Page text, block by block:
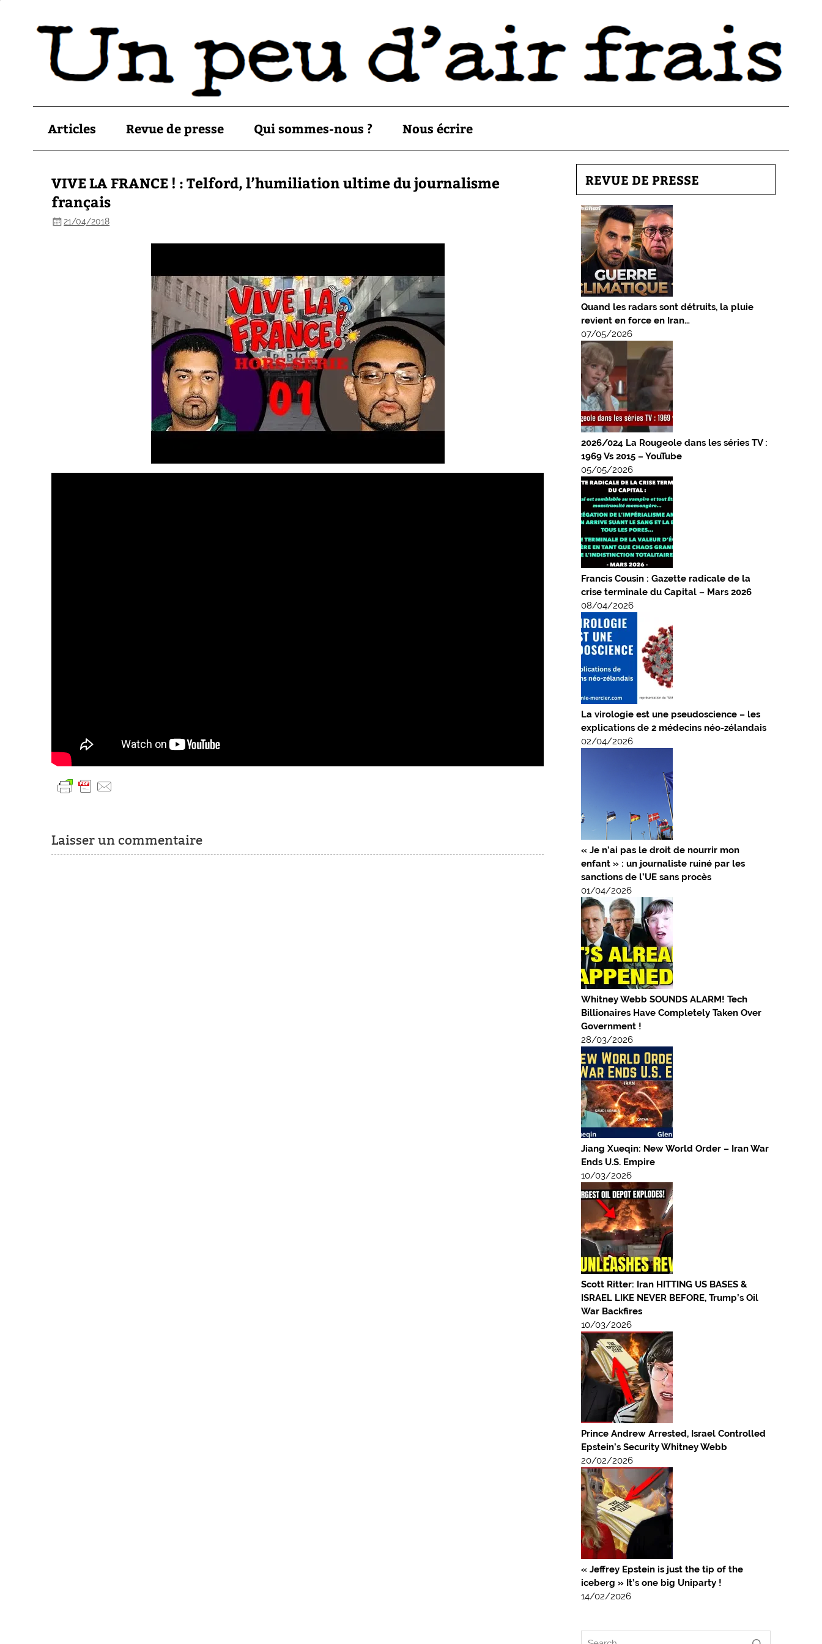
Articles Revue de presse Qui sommes-nous ? Nous écrire
VIVE LA FRANCE ! : Telford, l’humiliation ultime du journalisme
français
21/04/2018
Laisser un commentaire
REVUE DE PRESSE
Quand les radars sont détruits, la pluie
revient en force en Iran…
07/05/2026
2026/024 La Rougeole dans les séries TV :
1969 Vs 2015 – YouTube
05/05/2026
Francis Cousin : Gazette radicale de la
crise terminale du Capital – Mars 2026
08/04/2026
La virologie est une pseudoscience – les
explications de 2 médecins néo-zélandais
02/04/2026
« Je n’ai pas le droit de nourrir mon
enfant » : un journaliste ruiné par les
sanctions de l’UE sans procès
01/04/2026
Whitney Webb SOUNDS ALARM! Tech
Billionaires Have Completely Taken Over
Government !
28/03/2026
Jiang Xueqin: New World Order – Iran War
Ends U.S. Empire
10/03/2026
Scott Ritter: Iran HITTING US BASES &
ISRAEL LIKE NEVER BEFORE, Trump’s Oil
War Backfires
10/03/2026
Prince Andrew Arrested, Israel Controlled
Epstein’s Security Whitney Webb
20/02/2026
« Jeffrey Epstein is just the tip of the
iceberg » It’s one big Uniparty !
14/02/2026